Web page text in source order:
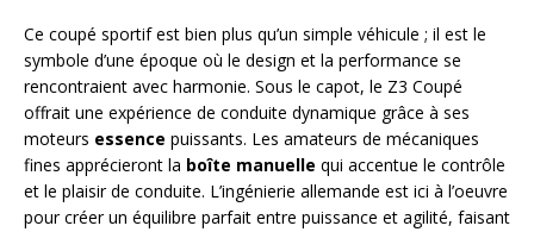
Ce coupé sportif est bien plus qu’un simple véhicule ; il est le
symbole d’une époque où le design et la performance se
rencontraient avec harmonie. Sous le capot, le Z3 Coupé
offrait une expérience de conduite dynamique grâce à ses
moteurs essence puissants. Les amateurs de mécaniques
fines apprécieront la boîte manuelle qui accentue le contrôle
et le plaisir de conduite. L’ingénierie allemande est ici à l’oeuvre
pour créer un équilibre parfait entre puissance et agilité, faisant